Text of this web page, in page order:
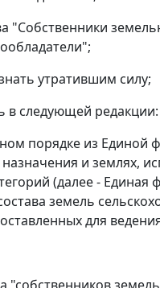
"Собственники
утратившим силу;
в следующей редакции:
порядке из
и землях,
(далее -
земель
для